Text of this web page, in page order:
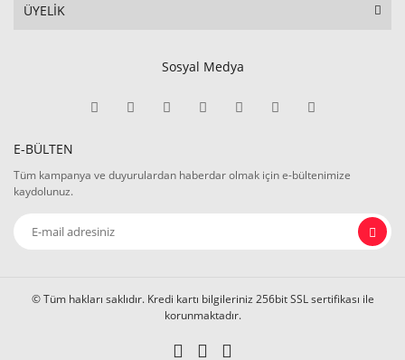
ÜYELİK
Sosyal Medya
E-BÜLTEN
Tüm kampanya ve duyurulardan haberdar olmak için e-bültenimize
kaydolunuz.
© Tüm hakları saklıdır. Kredi kartı bilgileriniz 256bit SSL sertifikası ile
korunmaktadır.